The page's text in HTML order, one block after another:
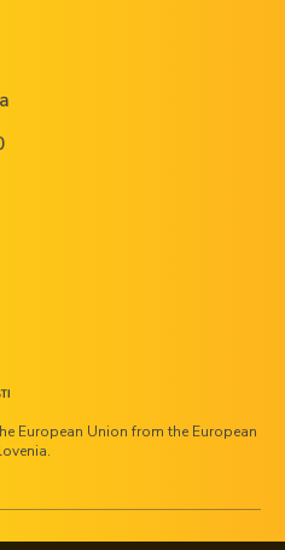
European Union from the European